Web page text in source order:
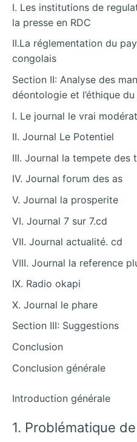
I. Les institutions de
la presse en RDC
II.La réglementation du
congolais
Section II: Analyse des
déontologie et l’éthique
I. Le journal le vrai
II. Journal Le Potentiel
III. Journal la tempete des
IV. Journal forum des as
V. Journal la prosperite
VI. Journal 7 sur 7.cd
VII. Journal actualité. cd
VIII. Journal la reference
IX. Radio okapi
X. Journal le phare
Section III: Suggestions
Conclusion
Conclusion générale
Introduction générale
1. Problématique